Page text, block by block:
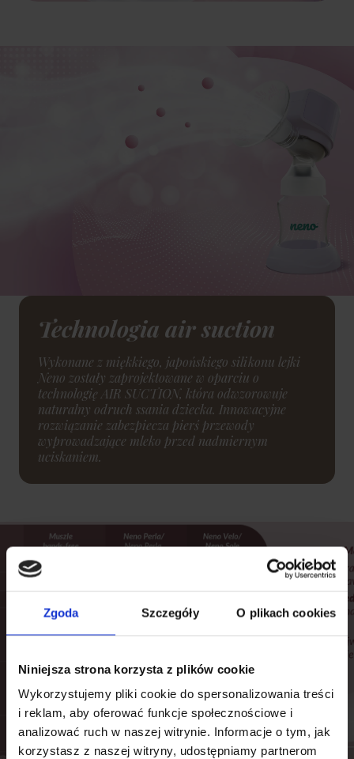
Zgoda Szczegóły O plikach cookies
Niniejsza strona korzysta z plików cookie
Wykorzystujemy pliki cookie do spersonalizowania treści
i reklam, aby oferować funkcje społecznościowe i
analizować ruch w naszej witrynie. Informacje o tym, jak
korzystasz z naszej witryny, udostępniamy partnerom
Technologia air suction
Wykonane z miękkiego, japońskiego silikonu lejki
Neno zostały zaprojektowane w oparciu o
technologię AIR SUCTION, która odwzorowuje
naturalny odruch ssania dziecka. Innowacyjne
rozwiązanie zabezpiecza pierś przewody
wyprowadzające mleko przed nadmiernym
uciskaniem.